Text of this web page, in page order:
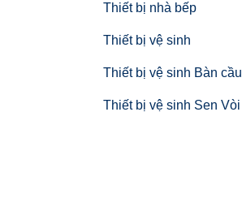
Thiết bị nhà bếp
Thiết bị vệ sinh
Thiết bị vệ sinh Bàn cầu
Thiết bị vệ sinh Sen Vòi